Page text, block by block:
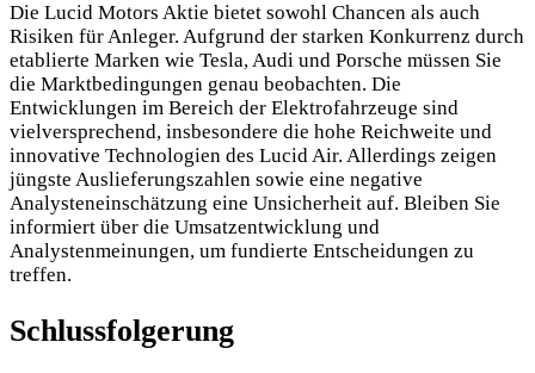
Die Lucid Motors Aktie bietet sowohl Chancen als auch
Risiken für Anleger. Aufgrund der starken Konkurrenz durch
etablierte Marken wie Tesla, Audi und Porsche müssen Sie
die Marktbedingungen genau beobachten. Die
Entwicklungen im Bereich der Elektrofahrzeuge sind
vielversprechend, insbesondere die hohe Reichweite und
innovative Technologien des Lucid Air. Allerdings zeigen
jüngste Auslieferungszahlen sowie eine negative
Analysteneinschätzung eine Unsicherheit auf. Bleiben Sie
informiert über die Umsatzentwicklung und
Analystenmeinungen, um fundierte Entscheidungen zu
treffen.
Schlussfolgerung